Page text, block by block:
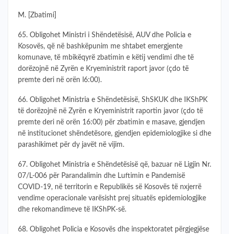
M. [Zbatimi]
65. Obligohet Ministri i Shëndetësisë, AUV dhe Policia e
Kosovës, që në bashkëpunim me shtabet emergjente
komunave, të mbikëqyrë zbatimin e këtij vendimi dhe të
dorëzojnë në Zyrën e Kryeministrit raport javor (çdo të
premte deri në orën l6:00).
66. Obligohet Ministria e Shëndetësisë, ShSKUK dhe IKShPK
të dorëzojnë në Zyrën e Kryeministrit raportin javor (çdo të
premte deri në orën 16:00) për zbatimin e masave, gjendjen
në institucionet shëndetësore, gjendjen epidemiologjike si dhe
parashikimet për dy javët në vijim.
67. Obligohet Ministria e Shëndetësisë që, bazuar në Ligjin Nr.
07/L-006 për Parandalimin dhe Luftimin e Pandemisë
COVID-19, në territorin e Republikës së Kosovës të nxjerrë
vendime operacionale varësisht prej situatës epidemiologjike
dhe rekomandimeve të IKShPK-së.
68. Obligohet Policia e Kosovës dhe inspektoratet përgjegjëse